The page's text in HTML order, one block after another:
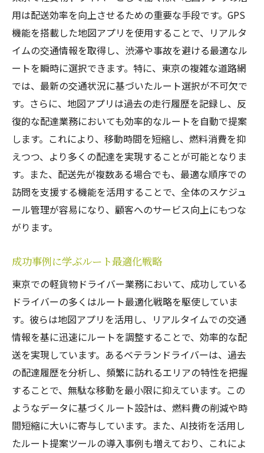
用は配送効率を向上させるための重要な手段です。GPS
機能を搭載した地図アプリを使用することで、リアルタ
イムの交通情報を取得し、渋滞や事故を避ける最適なル
ートを瞬時に選択できます。特に、東京の複雑な道路網
では、最新の交通状況に基づいたルート選択が不可欠で
す。さらに、地図アプリは過去の走行履歴を記録し、反
復的な配達業務においても効率的なルートを自動で提案
します。これにより、移動時間を短縮し、燃料消費を抑
えつつ、より多くの配達を実現することが可能となりま
す。また、配送先が複数ある場合でも、最適な順序での
訪問を支援する機能を活用することで、全体のスケジュ
ール管理が容易になり、顧客へのサービス向上にもつな
がります。
成功事例に学ぶルート最適化戦略
東京での軽貨物ドライバー業務において、成功している
ドライバーの多くはルート最適化戦略を駆使していま
す。彼らは地図アプリを活用し、リアルタイムでの交通
情報を基に迅速にルートを調整することで、効率的な配
送を実現しています。あるベテランドライバーは、過去
の配達履歴を分析し、頻繁に訪れるエリアの特性を把握
することで、無駄な移動を最小限に抑えています。この
ようなデータに基づくルート設計は、燃料費の削減や時
間短縮に大いに寄与しています。また、AI技術を活用し
たルート提案ツールの導入事例も増えており、これによ